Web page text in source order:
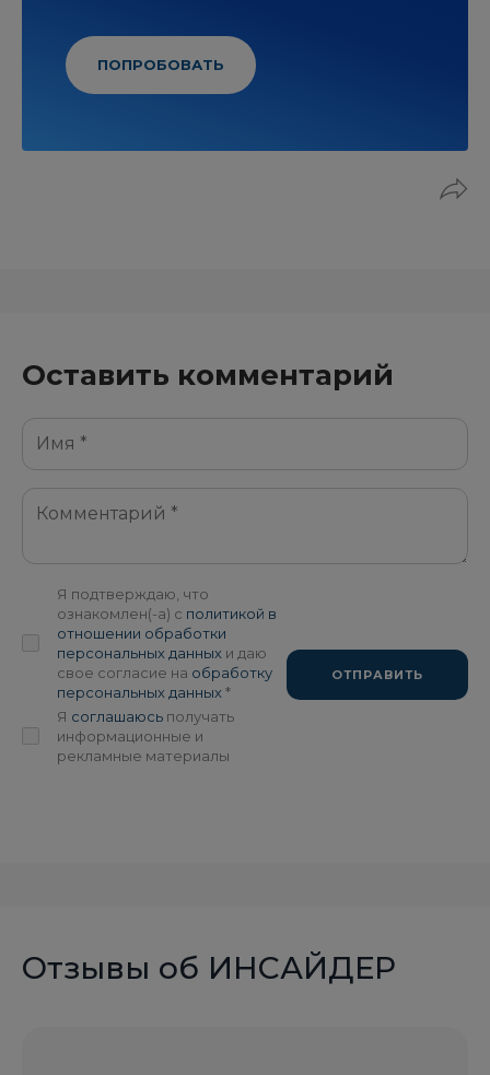
ПОПРОБОВАТЬ
Оставить комментарий
Я подтверждаю, что
ознакомлен(-а) с политикой в
отношении обработки
персональных данных и даю
свое согласие на обработку
персональных данных *
Я соглашаюсь получать
информационные и
рекламные материалы
ОТПРАВИТЬ
Отзывы об ИНСАЙДЕР